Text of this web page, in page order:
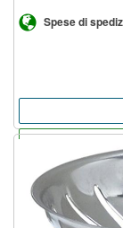
Spese di